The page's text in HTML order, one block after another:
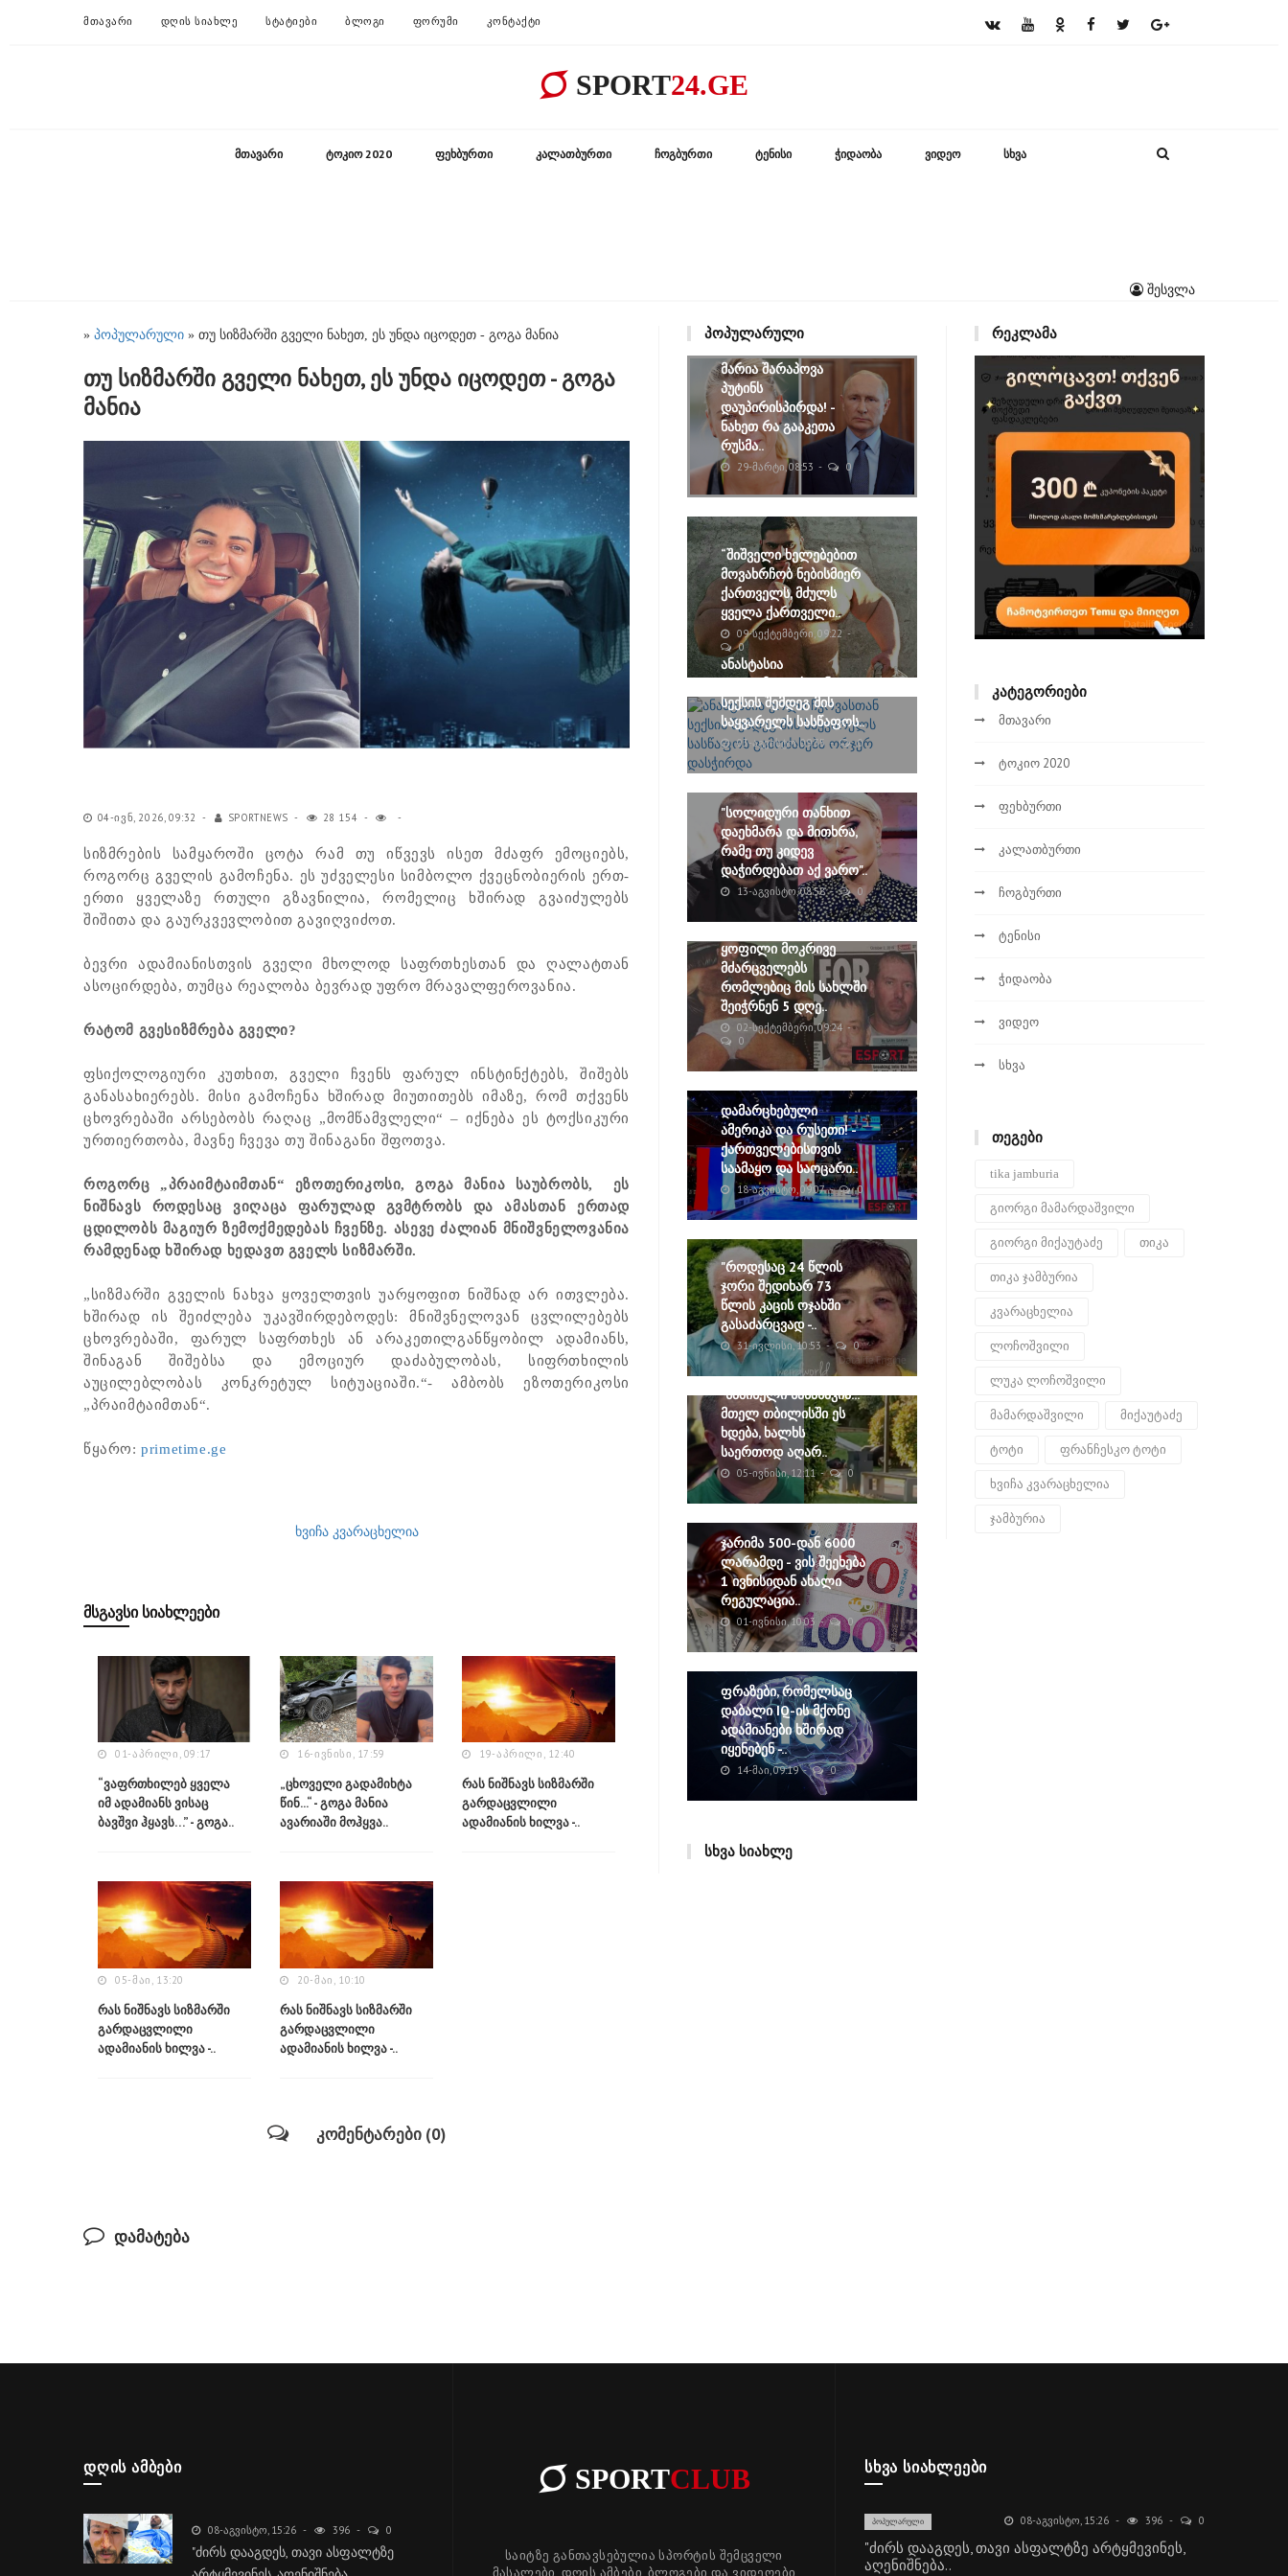
ᲛᲗᲐᲕᲐᲠᲘ ᲓᲦᲘᲡ ᲡᲘᲐᲮᲚᲔ ᲡᲢᲐᲢᲘᲔᲑᲘ ᲑᲚᲝᲒᲘ ᲤᲝᲠᲣᲛᲘ ᲙᲝᲜᲢᲐᲥᲢᲘ
SPORT24.GE
ᲛᲗᲐᲕᲐᲠᲘ ᲢᲝᲙᲘᲝ 2020 ᲤᲔᲮᲑᲣᲠᲗᲘ ᲙᲐᲚᲐᲗᲑᲣᲠᲗᲘ ᲩᲝᲒᲑᲣᲠᲗᲘ ᲢᲔᲜᲘᲡᲘ ᲭᲘᲓᲐᲝᲑᲐ ᲕᲘᲓᲔᲝ ᲡᲮᲕᲐ
შესვლა
» პოპულარული » თუ სიზმარში გველი ნახეთ, ეს უნდა იცოდეთ - გოგა მანია
თუ სიზმარში გველი ნახეთ, ეს უნდა იცოდეთ - გოგა
მანია
04-ᲘᲕᲜ, 2026, 09:32 SPORTNEWS 28 154
სიზმრების სამყაროში ცოტა რამ თუ იწვევს ისეთ მძაფრ ემოციებს,
როგორც გველის გამოჩენა. ეს უძველესი სიმბოლო ქვეცნობიერის ერთ-
ერთი ყველაზე რთული გზავნილია, რომელიც ხშირად გვაიძულებს
შიშითა და გაურკვევლობით გავიღვიძოთ.
ბევრი ადამიანისთვის გველი მხოლოდ საფრთხესთან და ღალატთან
ასოცირდება, თუმცა რეალობა ბევრად უფრო მრავალფეროვანია.
რატომ გვესიზმრება გველი?
ფსიქოლოგიური კუთხით, გველი ჩვენს ფარულ ინსტინქტებს, შიშებს
განასახიერებს. მისი გამოჩენა ხშირად მიუთითებს იმაზე, რომ თქვენს
ცხოვრებაში არსებობს რაღაც „მომწამვლელი“ – იქნება ეს ტოქსიკური
ურთიერთობა, მავნე ჩვევა თუ შინაგანი შფოთვა.
როგორც „პრაიმტაიმთან“ ეზოთერიკოსი, გოგა მანია საუბრობს, ეს
ნიშნავს როდესაც ვიღაცა ფარულად გვმტრობს და ამასთან ერთად
ცდილობს მაგიურ ზემოქმედებას ჩვენზე. ასევე ძალიან მნიშვნელოვანია
რამდენად ხშირად ხედავთ გველს სიზმარში.
„სიზმარში გველის ნახვა ყოველთვის უარყოფით ნიშნად არ ითვლება.
ხშირად ის შეიძლება უკავშირდებოდეს: მნიშვნელოვან ცვლილებებს
ცხოვრებაში, ფარულ საფრთხეს ან არაკეთილგანწყობილ ადამიანს,
შინაგან შიშებსა და ემოციურ დაძაბულობას, სიფრთხილის
აუცილებლობას კონკრეტულ სიტუაციაში.“- ამბობს ეზოთერიკოსი
„პრაიმტაიმთან“.
წყარო: ​primetime.ge
ხვიჩა კვარაცხელია
ᲛᲡᲒᲐᲕᲡᲘ ᲡᲘᲐᲮᲚᲔᲔᲑᲘ
01-ᲐᲞᲠᲘᲚᲘ, 09:17
“ვაფრთხილებ ყველა
იმ ადამიანს ვისაც
ბავშვი ჰყავს…” - გოგა..
16-ᲘᲕᲜᲘᲡᲘ, 17:59
„ცხოველი გადამიხტა
წინ...“ - გოგა მანია
ავარიაში მოჰყვა..
19-ᲐᲞᲠᲘᲚᲘ, 12:40
რას ნიშნავს სიზმარში
გარდაცვლილი
ადამიანის ხილვა -..
05-ᲛᲐᲘ, 13:20
რას ნიშნავს სიზმარში
გარდაცვლილი
ადამიანის ხილვა -..
20-ᲛᲐᲘ, 10:10
რას ნიშნავს სიზმარში
გარდაცვლილი
ადამიანის ხილვა -..
კომენტარები (0)
დამატება
ᲞᲝᲞᲣᲚᲐᲠᲣᲚᲘ
მარია შარაპოვა
პუტინს
დაუპირისპირდა! -
ნახეთ რა გააკეთა
რუსმა..
29-ᲛᲐᲠᲢᲘ, 08:53 0
“შიშველი ხელებებით
მოვახრჩობ ნებისმიერ
ქართველს, მძულს
ყველა ქართველი..
09-ᲡᲔᲥᲢᲔᲛᲑᲔᲠᲘ, 09:22
0
ანასტასია
ვოლოჩკოვასთან
სექსის შემდეგ მის
საყვარელს სასწაფოს..
03-ᲐᲒᲕᲘᲡᲢᲝ, 09:35 0
"სოლიდური თანხით
დაეხმარა და მითხრა,
რამე თუ კიდევ
დაჭირდებათ აქ ვარო"..
13-ᲐᲒᲕᲘᲡᲢᲝ, 08:58 0
ყოფილი მოკრივე
მძარცველებს
რომლებიც მის სახლში
შეიჭრნენ 5 დღე..
02-ᲡᲔᲥᲢᲔᲛᲑᲔᲠᲘ, 09:24
0
დამარცხებული
ამერიკა და რუსეთი! -
ქართველებისთვის
საამაყო და საოცარი..
18-ᲐᲒᲕᲘᲡᲢᲝ, 09:07 0
"როდესაც 24 წლის
ჯორი შედიხარ 73
წლის კაცის ოჯახში
გასაძარცვად -..
31-ᲘᲕᲚᲘᲡᲘ, 10:53 0
"საშინელი სანახავია...
მთელ თბილისში ეს
ხდება, ხალხს
საერთოდ აღარ..
05-ᲘᲕᲜᲘᲡᲘ, 12:11 0
ჯარიმა 500-დან 6000
ლარამდე - ვის შეეხება
1 ივნისიდან ახალი
რეგულაცია..
01-ᲘᲕᲜᲘᲡᲘ, 10:03 0
ფრაზები, რომელსაც
დაბალი IQ-ის მქონე
ადამიანები ხშირად
იყენებენ -..
14-ᲛᲐᲘ, 09:19 0
ᲡᲮᲕᲐ ᲡᲘᲐᲮᲚᲔ
ᲠᲔᲙᲚᲐᲛᲐ
ᲙᲐᲢᲔᲒᲝᲠᲘᲔᲑᲘ
მთავარი
ტოკიო 2020
ფეხბურთი
კალათბურთი
ჩოგბურთი
ტენისი
ჭიდაობა
ვიდეო
სხვა
ᲗᲔᲒᲔᲑᲘ
tika jamburia
გიორგი მამარდაშვილი
გიორგი მიქაუტაძე თიკა
თიკა ჯამბურია
კვარაცხელია
ლოჩოშვილი
ლუკა ლოჩოშვილი
მამარდაშვილი მიქაუტაძე
ტოტი ფრანჩესკო ტოტი
ხვიჩა კვარაცხელია
ჯამბურია
ᲓᲦᲘᲡ ᲐᲛᲑᲔᲑᲘ
08-ᲐᲒᲕᲘᲡᲢᲝ, 15:26 396 0
"ძირს დააგდეს, თავი ასფალტზე
SPORTCLUB
საიტზე განთავსებულია სპორტის შემცველი
მასალები, დღის ამბები, ბლოგები და ვიდეოები
ᲡᲮᲕᲐ ᲡᲘᲐᲮᲚᲔᲔᲑᲘ
ᲞᲝᲞᲣᲚᲐᲠᲣᲚᲘ 08-ᲐᲒᲕᲘᲡᲢᲝ, 15:26 396 0
"ძირს დააგდეს, თავი ასფალტზე არტყმევინეს,
აღენიშნება..